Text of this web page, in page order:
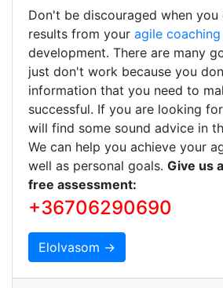
Don't be discouraged when
results from your agile coaching
development. There are many
just don't work because you
information that you need to
successful. If you are looking
will find some sound advice in
We can help you achieve your
well as personal goals. Give us
free assessment:
+36706290690
Elolvasom →